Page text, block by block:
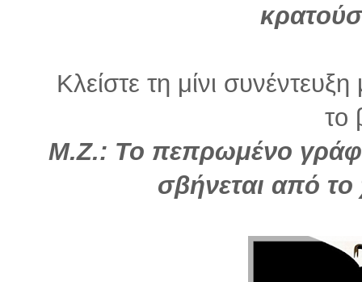
Κλείστε τη μίνι
το
Μ.Ζ.: Το πεπρωμένο
σβήνεται από